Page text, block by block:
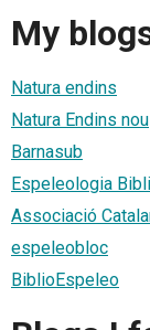
My
Natura endins
Natura Endins nou
Barnasub
Espeleologia
Associació
espeleobloc
BiblioEspeleo